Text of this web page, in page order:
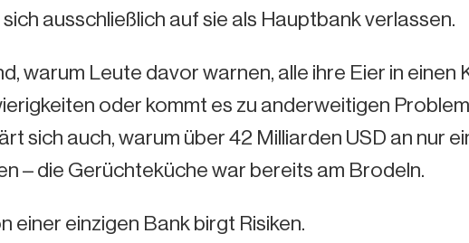
ausschließlich auf sie als Hauptbank verlassen.
warum Leute davor warnen, alle ihre Eier in einen
oder kommt es zu anderweitigen
sich auch, warum über 42 Milliarden USD an nur
– die Gerüchteküche war bereits am Brodeln.
einer einzigen Bank birgt Risiken.